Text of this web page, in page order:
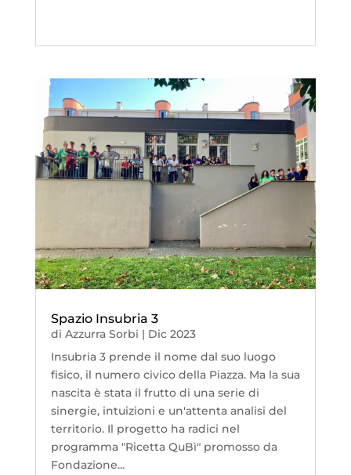
Spazio Insubria 3
di Azzurra Sorbi | Dic 2023
Insubria 3 prende il nome dal suo luogo
fisico, il numero civico della Piazza. Ma la sua
nascita è stata il frutto di una serie di
sinergie, intuizioni e un'attenta analisi del
territorio. Il progetto ha radici nel
programma "Ricetta QuBì" promosso da
Fondazione...